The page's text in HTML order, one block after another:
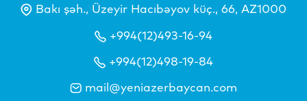
Bakı şəh., Üzeyir Hacıbəyov küç., 66, AZ1000
+994(12)493-16-94
+994(12)498-19-84
mail@yeniazerbaycan.com